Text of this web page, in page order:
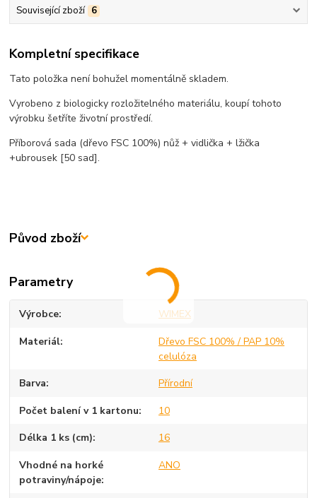
Související zboží 6
Kompletní specifikace
Tato položka není bohužel momentálně skladem.
Vyrobeno z biologicky rozložitelného materiálu, koupí tohoto
výrobku šetříte životní prostředí.
Příborová sada (dřevo FSC 100%) nůž + vidlička + lžička
+ubrousek [50 sad].
Původ zboží
Parametry
Výrobce WIMEX
Materiál
Dřevo FSC 100% / PAP 10%
celulóza
Barva Přírodní
Počet balení v 1 kartonu 10
Délka 1 ks (cm) 16
Vhodné na horké
potraviny/nápoje
ANO